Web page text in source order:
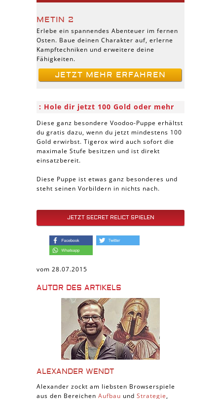
METIN 2
Erlebe ein spannendes Abenteuer im fernen
Osten. Baue deinen Charakter auf, erlerne
Kampftechniken und erweitere deine
Fähigkeiten.
JETZT MEHR ERFAHREN
Hole dir jetzt 100 Gold oder mehr
Diese ganz besondere Voodoo-Puppe erhältst
du gratis dazu, wenn du jetzt mindestens 100
Gold erwirbst. Tigerox wird auch sofort die
maximale Stufe besitzen und ist direkt
einsatzbereit.
Diese Puppe ist etwas ganz besonderes und
steht seinen Vorbildern in nichts nach.
JETZT SECRET RELICT SPIELEN
vom 28.07.2015
AUTOR DES ARTIKELS
ALEXANDER WENDT
Alexander zockt am liebsten Browserspiele
aus den Bereichen Aufbau und Strategie,